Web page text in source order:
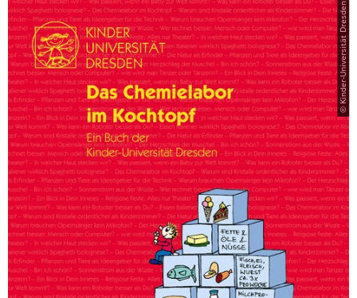
© Kinder-Universität Dresden